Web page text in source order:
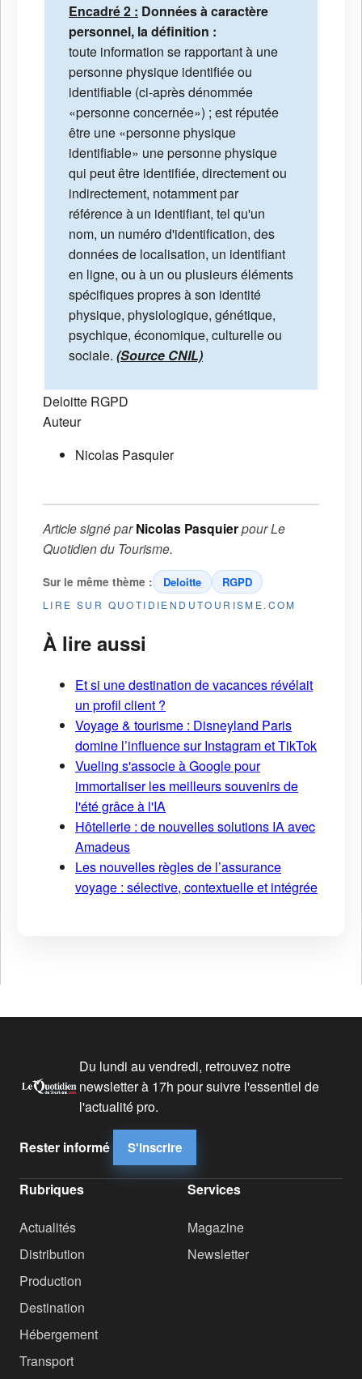
Encadré 2 : Données à caractère
personnel, la définition :
toute information se rapportant à une
personne physique identifiée ou
identifiable (ci-après dénommée
«personne concernée») ; est réputée
être une «personne physique
identifiable» une personne physique
qui peut être identifiée, directement ou
indirectement, notamment par
référence à un identifiant, tel qu'un
nom, un numéro d'identification, des
données de localisation, un identifiant
en ligne, ou à un ou plusieurs éléments
spécifiques propres à son identité
physique, physiologique, génétique,
psychique, économique, culturelle ou
sociale. (Source CNIL)
Deloitte RGPD
Auteur
Nicolas Pasquier
Article signé parNicolas PasquierpourLe
Quotidien du Tourisme.
Sur le même thème : Deloitte RGPD
LIRE SUR QUOTIDIENDUTOURISME.COM
À lire aussi
Et si une destination de vacances révélait
un profil client ?
Voyage & tourisme : Disneyland Paris
domine l’influence sur Instagram et TikTok
Vueling s'associe à Google pour
immortaliser les meilleurs souvenirs de
l'été grâce à l'IA
Hôtellerie : de nouvelles solutions IA avec
Amadeus
Les nouvelles règles de l’assurance
voyage : sélective, contextuelle et intégrée
Du lundi au vendredi, retrouvez notre
newsletter à 17h pour suivre l'essentiel de
l'actualité pro.
Rester informé S'inscrire
Rubriques
Actualités
Distribution
Production
Destination
Hébergement
Transport
Services
Magazine
Newsletter